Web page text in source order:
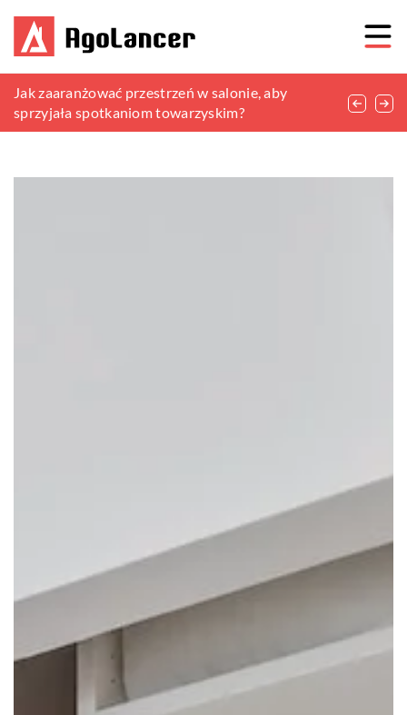
Obraz do salonu loft – industrialny urok w
dekoracji wnętrza
Jak zaaranżować przestrzeń w salonie, aby
sprzyjała spotkaniom towarzyskim?
Przechowywanie w salonie: jak dobrać szafę, która
spełni Twoje oczekiwania?